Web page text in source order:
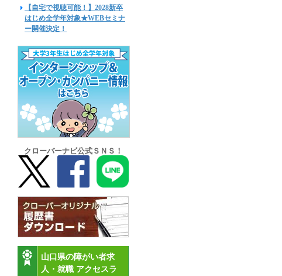
【自宅で視聴可能！】2028新卒
はじめ全学年対象★WEBセミナ
ー開催決定！
クローバーナビ公式ＳＮＳ！
山口県の障がい者求
人・就職 アクセスラ